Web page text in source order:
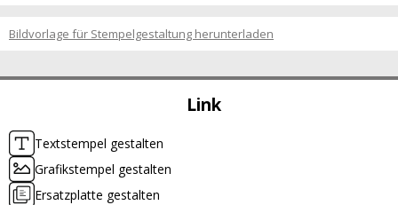
Link
Textstempel gestalten
Grafikstempel gestalten
Ersatzplatte gestalten
Bildvorlage für Stempelgestaltung herunterladen